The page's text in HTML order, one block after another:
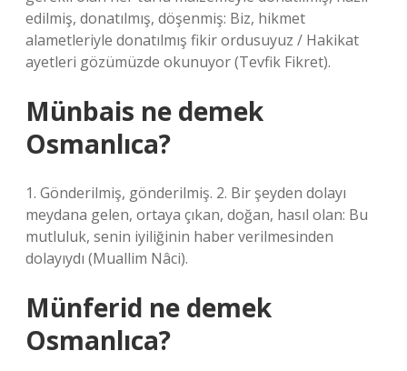
edilmiş, donatılmış, döşenmiş: Biz, hikmet
alametleriyle donatılmış fikir ordusuyuz / Hakikat
ayetleri gözümüzde okunuyor (Tevfik Fikret).
Münbais ne demek
Osmanlıca?
1. Gönderilmiş, gönderilmiş. 2. Bir şeyden dolayı
meydana gelen, ortaya çıkan, doğan, hasıl olan: Bu
mutluluk, senin iyiliğinin haber verilmesinden
dolayıydı (Muallim Nâci).
Münferid ne demek
Osmanlıca?